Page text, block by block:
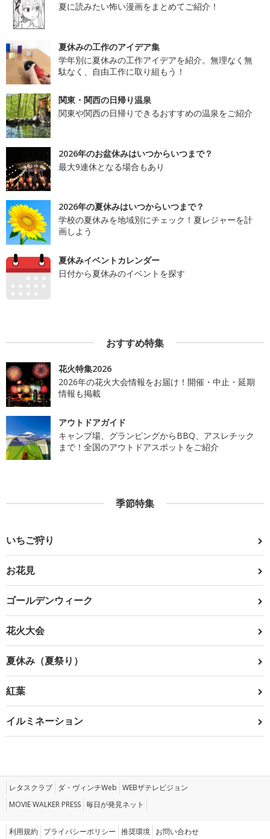
夏に読みたい怖い漫画をまとめてご紹介！
夏休みの工作のアイデア集
学年別に夏休みの工作アイデアを紹介。無理なく無
駄なく、自由工作に取り組もう！
関東・関西の日帰り温泉
関東や関西の日帰りできるおすすめの温泉をご紹介
2026年のお盆休みはいつからいつまで？
最大9連休となる場合もあり
2026年の夏休みはいつからいつまで？
学校の夏休みを地域別にチェック！夏レジャーを計
画しよう
夏休みイベントカレンダー
日付から夏休みのイベントを探す
おすすめ特集
花火特集2026
2026年の花火大会情報をお届け！開催・中止・延期
情報も掲載
アウトドアガイド
キャンプ場、グランピングからBBQ、アスレチック
まで！全国のアウトドアスポットをご紹介
季節特集
いちご狩り
お花見
ゴールデンウィーク
花火大会
夏休み（夏祭り）
紅葉
イルミネーション
レタスクラブ ダ・ヴィンチWeb WEBザテレビジョン
MOVIE WALKER PRESS 毎日が発見ネット
利用規約 プライバシーポリシー 推奨環境 お問い合わせ